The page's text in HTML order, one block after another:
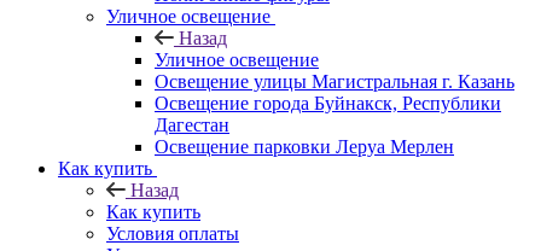
Уличное освещение
Назад
Уличное освещение
Освещение улицы Магистральная г. Казань
Освещение города Буйнакск, Республики
Дагестан
Освещение парковки Леруа Мерлен
Как купить
Назад
Как купить
Условия оплаты